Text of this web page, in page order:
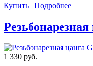
Купить
Подробнее
1 330 руб.